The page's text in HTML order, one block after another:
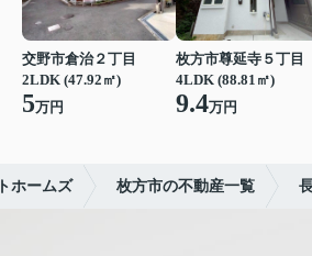
交野市倉治２丁目
2LDK (47.92㎡)
5万円
枚方市尊延寺５丁目
4LDK (88.81㎡)
9.4万円
ホームズ 枚方市の不動産一覧